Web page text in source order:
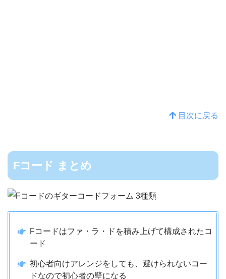
目次に戻る
Fコード まとめ
Fコードはファ・ラ・ドを積み上げて構成されたコ
ード
初心者向けアレンジをしても、避けられないコー
ドなので初心者の壁になる